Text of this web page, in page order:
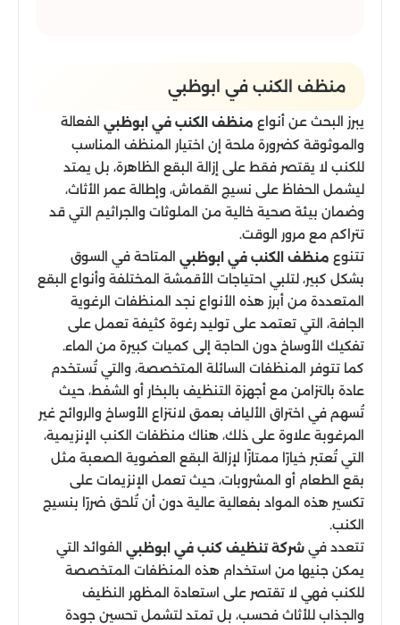
منظف الكنب​ في ابوظبي
يبرز البحث عن أنواع منظف الكنب​ في ابوظبي الفعالة
والموثوقة كضرورة ملحة إن اختيار المنظف المناسب
للكنب لا يقتصر فقط على إزالة البقع الظاهرة، بل يمتد
ليشمل الحفاظ على نسيج القماش، وإطالة عمر الأثاث،
وضمان بيئة صحية خالية من الملوثات والجراثيم التي قد
تتراكم مع مرور الوقت.
تتنوع منظف الكنب​ في ابوظبي المتاحة في السوق
بشكل كبير، لتلبي احتياجات الأقمشة المختلفة وأنواع البقع
المتعددة من أبرز هذه الأنواع نجد المنظفات الرغوية
الجافة، التي تعتمد على توليد رغوة كثيفة تعمل على
تفكيك الأوساخ دون الحاجة إلى كميات كبيرة من الماء.
كما تتوفر المنظفات السائلة المتخصصة، والتي تُستخدم
عادة بالتزامن مع أجهزة التنظيف بالبخار أو الشفط، حيث
تُسهم في اختراق الألياف بعمق لانتزاع الأوساخ والروائح غير
المرغوبة علاوة على ذلك، هناك منظفات الكنب الإنزيمية،
التي تُعتبر خيارًا ممتازًا لإزالة البقع العضوية الصعبة مثل
بقع الطعام أو المشروبات، حيث تعمل الإنزيمات على
تكسير هذه المواد بفعالية عالية دون أن تُلحق ضررًا بنسيج
الكنب.
تتعدد في شركة تنظيف كنب في ابوظبي الفوائد التي
يمكن جنيها من استخدام هذه المنظفات المتخصصة
للكنب فهي لا تقتصر على استعادة المظهر النظيف
والجذاب للأثاث فحسب، بل تمتد لتشمل تحسين جودة